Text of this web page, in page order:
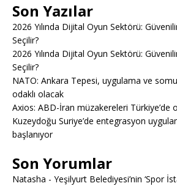
Son Yazılar
2026 Yılında Dijital Oyun Sektörü:
Seçilir?
2026 Yılında Dijital Oyun Sektörü:
Seçilir?
NATO: Ankara Tepesi, uygulama ve
odaklı olacak
Axios: ABD-İran müzakereleri Türkiye’de
Kuzeydoğu Suriye’de entegrasyon
başlanıyor
Son Yorumlar
Natasha - Yeşilyurt Belediyesi’nin ‘Spor